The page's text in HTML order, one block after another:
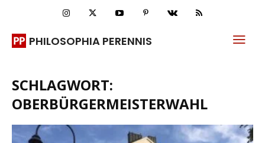
PHILOSOPHIA PERENNIS
SCHLAGWORT:
OBERBÜRGERMEISTERWAHL